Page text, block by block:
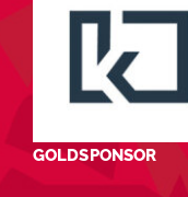
GOLDSPONSOR